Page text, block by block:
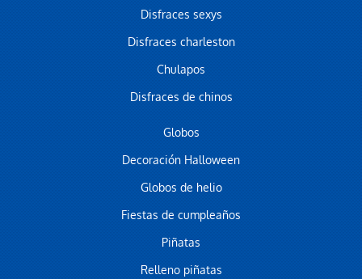
Disfraces sexys
Disfraces charleston
Chulapos
Disfraces de chinos
Globos
Decoración Halloween
Globos de helio
Fiestas de cumpleaños
Piñatas
Relleno piñatas